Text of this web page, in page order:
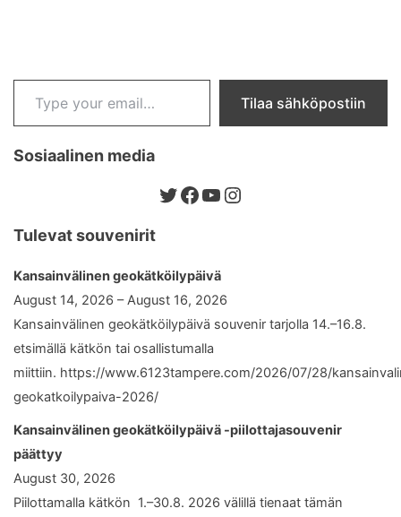
Type your email…
Tilaa sähköpostiin
Sosiaalinen media
Twitter
Facebook
YouTube
Instagram
Tulevat souvenirit
Kansainvälinen geokätköilypäivä
August 14, 2026 – August 16, 2026
Kansainvälinen geokätköilypäivä souvenir tarjolla 14.–16.8.
etsimällä kätkön tai osallistumalla
miittiin. https://www.6123tampere.com/2026/07/28/
geokatkoilypaiva-2026/
Kansainvälinen geokätköilypäivä -piilottajasouvenir
päättyy
August 30, 2026
Piilottamalla kätkön 1.–30.8. 2026 välillä tienaat tämän